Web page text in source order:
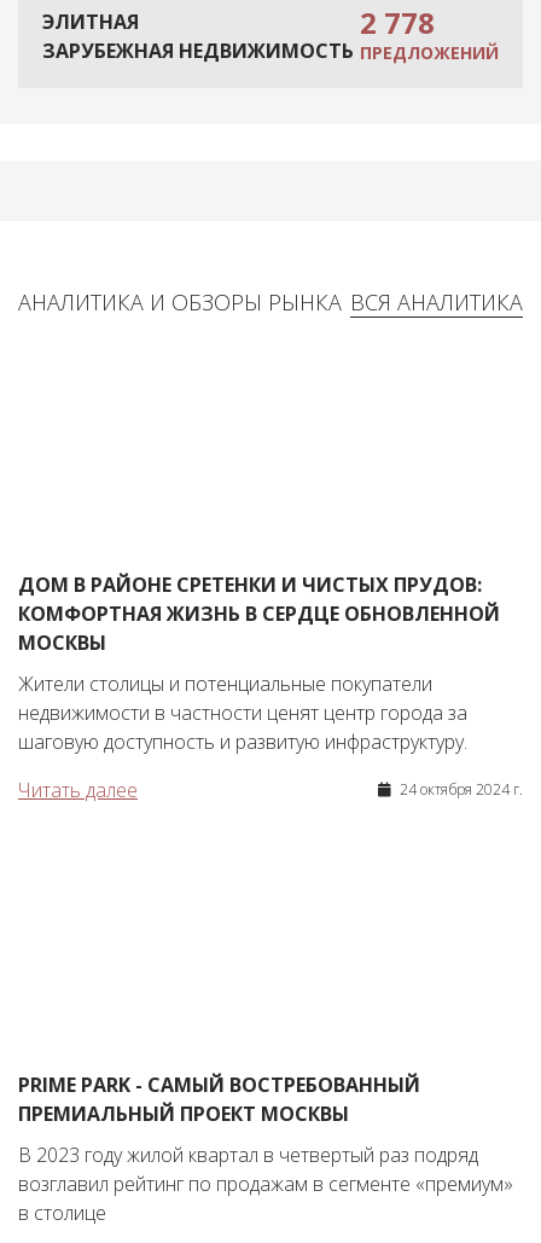
ЭЛИТНАЯ
ЗАРУБЕЖНАЯ НЕДВИЖИМОСТЬ
2 778
ПРЕДЛОЖЕНИЙ
ВСЯ АНАЛИТИКА
АНАЛИТИКА И ОБЗОРЫ РЫНКА
ДОМ В РАЙОНЕ СРЕТЕНКИ И ЧИСТЫХ ПРУДОВ:
КОМФОРТНАЯ ЖИЗНЬ В СЕРДЦЕ ОБНОВЛЕННОЙ
МОСКВЫ
Жители столицы и потенциальные покупатели
недвижимости в частности ценят центр города за
шаговую доступность и развитую инфраструктуру.
Читать далее
24 октября 2024 г.
PRIME PARK - САМЫЙ ВОСТРЕБОВАННЫЙ
ПРЕМИАЛЬНЫЙ ПРОЕКТ МОСКВЫ
В 2023 году жилой квартал в четвертый раз подряд
возглавил рейтинг по продажам в сегменте «премиум»
в столице